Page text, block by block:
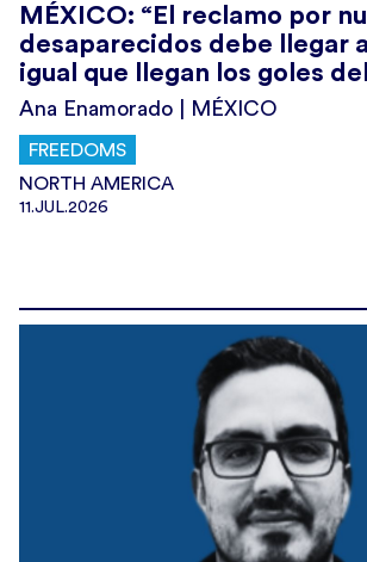
MÉXICO: “El reclamo por
desaparecidos debe llegar
igual que llegan los goles
Ana Enamorado | MÉXICO
FREEDOMS
NORTH AMERICA
11.JUL.2026